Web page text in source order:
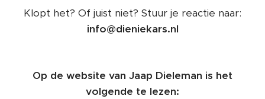
Klopt het? Of juist niet? Stuur je reactie naar:
info@dieniekars.nl
Op de website van Jaap Dieleman is het
volgende te lezen: